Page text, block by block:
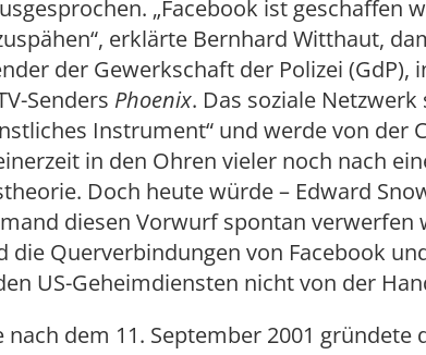
„Facebook ist geschaffen
erklärte Bernhard Witthaut,
der Gewerkschaft der Polizei (GdP),
Senders Phoenix. Das soziale Netzwerk
Instrument“ und werde von der
in den Ohren vieler noch nach
Doch heute würde – Edward
diesen Vorwurf spontan verwerfen
die Querverbindungen von Facebook
US-Geheimdiensten nicht von der
nach dem 11. September 2001 gründete